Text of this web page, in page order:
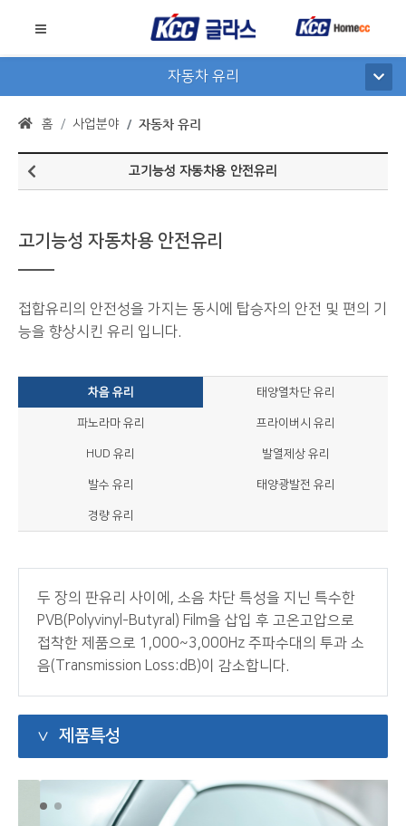
자동차 유리
홈 사업분야 자동차 유리
고기능성 자동차용 안전유리
고기능성 자동차용 안전유리
접합유리의 안전성을 가지는 동시에 탑승자의 안전 및 편의 기
능을 향상시킨 유리 입니다.
차음 유리 태양열차단 유리
파노라마 유리 프라이버시 유리
HUD 유리 발열제상 유리
발수 유리 태양광발전 유리
경량 유리
두 장의 판유리 사이에, 소음 차단 특성을 지닌 특수한
PVB(Polyvinyl-Butyral) Film을 삽입 후 고온고압으로
접착한 제품으로 1,000~3,000Hz 주파수대의 투과 소
음(Transmission Loss:dB)이 감소합니다.
제품특성